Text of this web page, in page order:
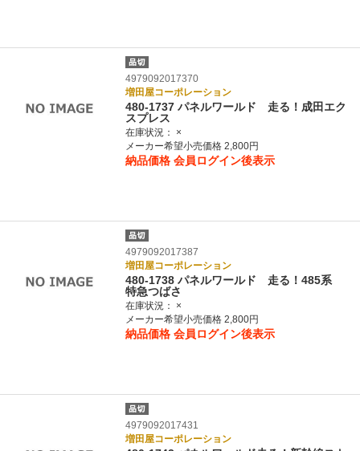
4979092017370
増田屋コーポレーション
480-1737 パネルワールド 走る！成田エク
スプレス
在庫状況：
×
メーカー希望小売価格 2,800円
納品価格 会員ログイン後表示
4979092017387
増田屋コーポレーション
480-1738 パネルワールド 走る！485系
特急つばさ
在庫状況：
×
メーカー希望小売価格 2,800円
納品価格 会員ログイン後表示
4979092017431
増田屋コーポレーション